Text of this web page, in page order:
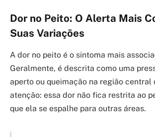
Dor no Peito: O Alerta Mais
Suas Variações
A dor no peito é o sintoma mais
Geralmente, é descrita como uma
aperto ou queimação na região central
atenção: essa dor não fica restrita ao
que ela se espalhe para outras áreas.